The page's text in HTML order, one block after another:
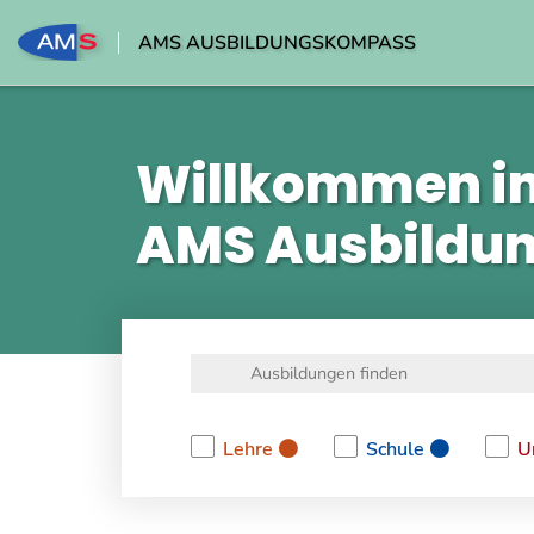
AMS AUSBILDUNGSKOMPASS
Willkommen
AMS
Lehre
Schule